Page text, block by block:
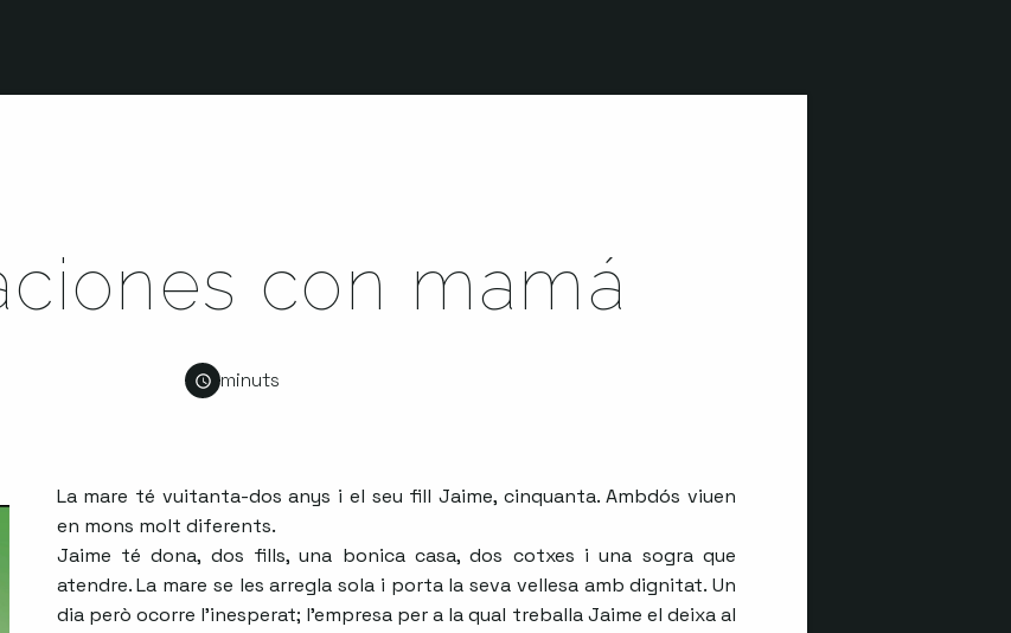
con mamá
minuts
La mare té vuitanta-dos anys i el seu fill Jaime, cinquanta. Ambdós viuen
en mons molt diferents.
Jaime té dona, dos fills, una bonica casa, dos cotxes i una sogra que
atendre. La mare se les arregla sola i porta la seva vellesa amb dignitat. Un
dia però ocorre l’inesperat; l’empresa per a la qual treballa Jaime el deixa al